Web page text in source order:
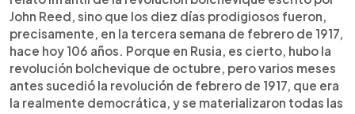
John Reed, sino que los diez días prodigiosos fueron,
precisamente, en la tercera semana de febrero de 1917,
hace hoy 106 años. Porque en Rusia, es cierto, hubo la
revolución bolchevique de octubre, pero varios meses
antes sucedió la revolución de febrero de 1917, que era
la realmente democrática, y se materializaron todas las